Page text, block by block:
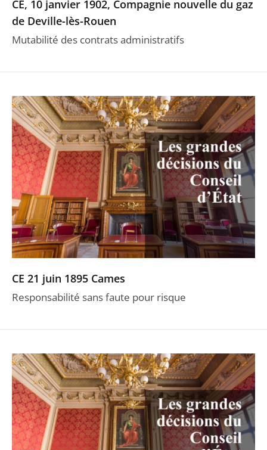
CE, 10 janvier 1902, Compagnie nouvelle du gaz
de Deville-lès-Rouen
Mutabilité des contrats administratifs
CE 21 juin 1895 Cames
Responsabilité sans faute pour risque